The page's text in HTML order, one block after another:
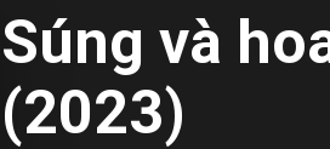
Súng và
(2023)